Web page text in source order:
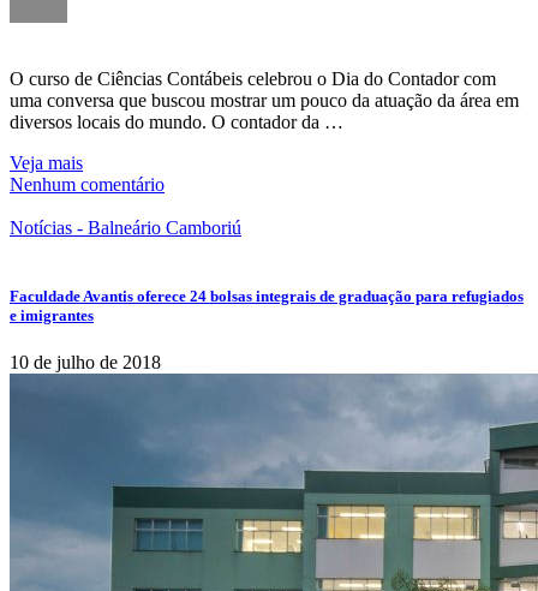
O curso de Ciências Contábeis celebrou o Dia do Contador com
uma conversa que buscou mostrar um pouco da atuação da área em
diversos locais do mundo. O contador da …
Veja mais
Nenhum comentário
Notícias - Balneário Camboriú
Faculdade Avantis oferece 24 bolsas integrais de graduação para refugiados
e imigrantes
10 de julho de 2018